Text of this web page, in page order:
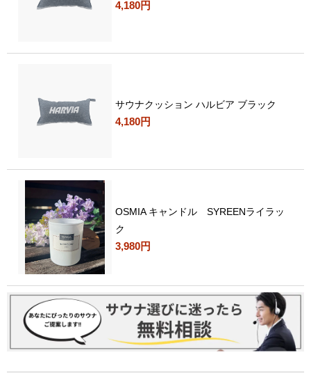
4,180円
サウナクッション ハルビア ブラック
4,180円
OSMIA キャンドル SYREENライラッ
ク
3,980円